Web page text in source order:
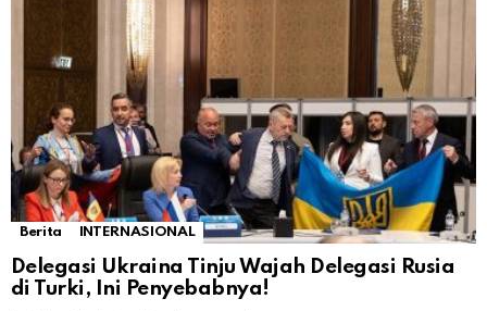
Berita INTERNASIONAL
Delegasi Ukraina Tinju Wajah Delegasi Rusia
di Turki, Ini Penyebabnya!